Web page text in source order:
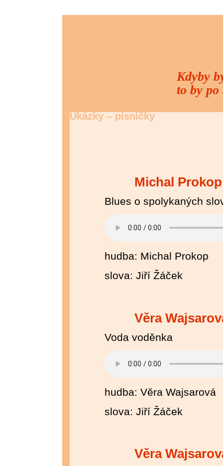
Kdyby
to by po
Ukázky – písničky
Michal
Blues o spolykaných
hudba: Michal Prokop
slova: Jiří Žáček
Věra
Voda voděnka
hudba: Věra Wajsarová
slova: Jiří Žáček
Věra